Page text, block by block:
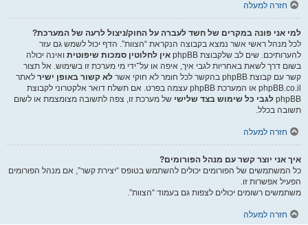
חזרה למעלה
למי אני פונה במקרים של חשד לעברה על החוק/ניצול לרעה של המערכת?
לכל מנהל ראשי אשר נמצא בקבוצה הנקראת “הצוות”. הדף יכול לשמש גם עזר
להערותיכם. שים לב שלקבוצת phpBB
אין לחלוטין סמכות שיפוטית ואינה יכולה
בשום דרך לשאת באחריות לגבי איך, איפה או על־ידי מי מערכת זו בשימוש. אל תצור
קשר עם קבוצת phpBB בהקשר לכל חומר לא חוקי אשר
לא קשור באופן ישיר לאתר
phpBB.co.il או המערכת phpBB עצמה בפרט. אם תשלח דואר אלקטרוני לקבוצת
phpBB לגבי כל שימוש בצד שלישי של מערכת זו, צפה לתשובה מצומצמת או לשום
תשובה בכלל.
חזרה למעלה
איך אני יוצר קשר עם מנהל הפורומים?
כל המשתמשים של הפורומים יכולים להשתמש בטופס “יצירת קשר”, אם מנהל הפורומים
הפעיל אפשרות זו.
משתמשים רשומים יכולים לצפות גם בעמוד “הצוות”.
חזרה למעלה